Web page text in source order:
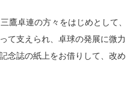
鷹卓連の方々をはじめとして、
て支えられ、卓球の発展に微力
念誌の紙上をお借りして、改め